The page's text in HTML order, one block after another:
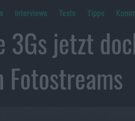
Interviews Tests Tipps
3Gs jetzt